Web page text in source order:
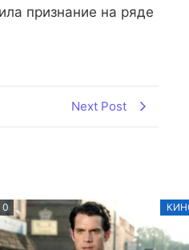
признание на ряде
Next Post
0